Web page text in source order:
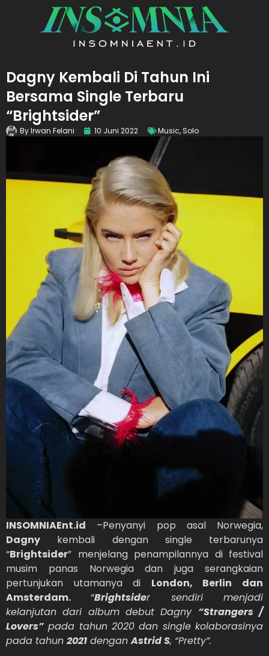
Dagny Kembali Di Tahun Ini
Bersama Single Terbaru
“Brightsider”
ByIrwan Felani 10 Juni 2022 Music, Solo
INSOMNIAEnt.id –Penyanyi pop asal Norwegia,
Dagny kembali dengan single terbarunya
“Brightsider” menjelang penampilannya di festival
musim panas Norwegia dan juga serangkaian
pertunjukan utamanya di London, Berlin dan
Amsterdam. “Brightsider sendiri menjadi
kelanjutan dari album debut Dagny “Strangers /
Lovers”pada tahun 2020 dan single kolaborasinya
pada tahun 2021 denganAstrid S, “Pretty”.